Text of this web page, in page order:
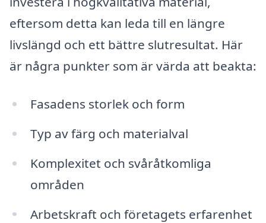
eftersom detta kan leda till en längre
livslängd och ett bättre slutresultat. Här
är några punkter som är värda att beakta:
Fasadens storlek och form
Typ av färg och materialval
Komplexitet och svåråtkomliga
områden
Arbetskraft och företagets erfarenhet